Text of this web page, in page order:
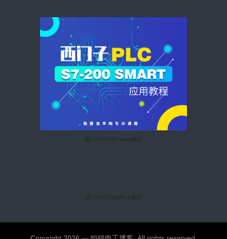
西门子S7-200 smart教程
西门子S7-1200PLC教程